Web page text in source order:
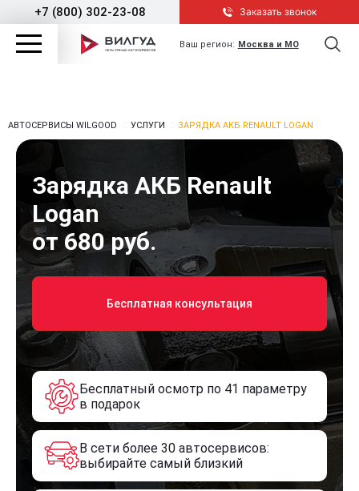
+7 (800) 302-23-08 Заказать звонок
Ваш регион: Москва и МО
АВТОСЕРВИСЫ WILGOOD УСЛУГИ ЗАРЯДКА АКБ RENAULT LOGAN
Зарядка АКБ Renault
Logan
от 680 руб.
Бесплатная консультация
Бесплатный осмотр по 41 параметру
в подарок
В сети более 30 автосервисов:
выбирайте самый близкий